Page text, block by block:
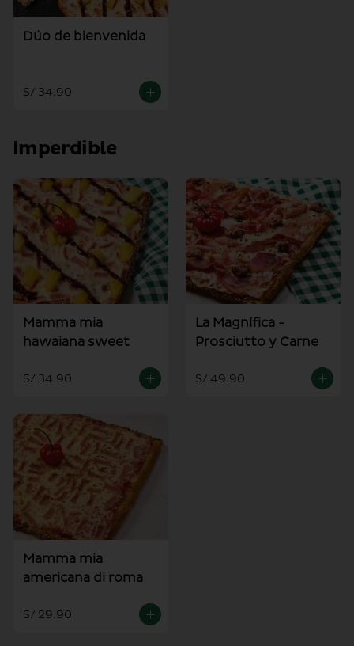
Dúo de bienvenida
S/ 34.90
Imperdible
Mamma mia
hawaiana sweet
S/ 34.90
La Magnífica -
Prosciutto y Carne
S/ 49.90
Mamma mia
americana di roma
S/ 29.90